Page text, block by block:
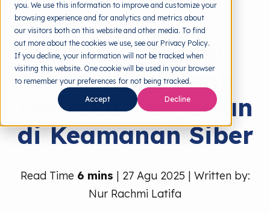
you. We use this information to improve and customize your
browsing experience and for analytics and metrics about
our visitors both on this website and other media. To find
out more about the cookies we use, see our Privacy Policy.
If you decline, your information will not be tracked when
visiting this website. One cookie will be used in your browser
to remember your preferences for not being tracked.
Accept Decline
Resources Toggle
children
for
Resources
Tools Gratis Toggle
children
for
Tools
Tentang
Coba Gratis
Security Awareness
Strategi Social
Marketing Ubah
Perilaku Karyawan
di Keamanan Siber
Read Time 6 mins | 27 Agu 2025 | Written by:
Nur Rachmi Latifa